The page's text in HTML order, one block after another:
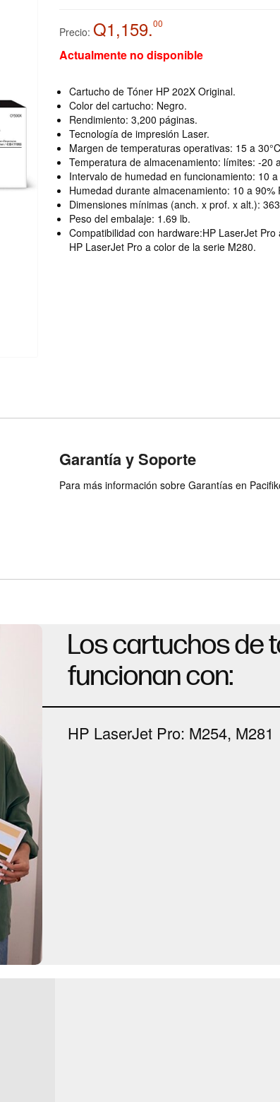
Precio: Q1,159.00
Actualmente no disponible
Cartucho de Tóner HP 202X Original.
Color del cartucho: Negro.
Rendimiento: 3,200 páginas.
Tecnología de impresión Laser.
Margen de temperaturas operativas: 15 a
Temperatura de almacenamiento: límites: -20
Intervalo de humedad en funcionamiento: 10
Humedad durante almacenamiento: 10 a 90%
Dimensiones mínimas (anch. x prof. x alt.):
Peso del embalaje: 1.69 lb.
Compatibilidad con hardware:HP LaserJet
HP LaserJet Pro a color de la serie M280.
Garantía y Soporte
Para más información sobre Garantías en
Los cartuchos de
funcionan con:
HP LaserJet Pro: M254, M281